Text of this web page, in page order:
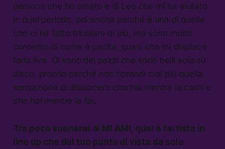
persona che ho amato e di Leo che mi ha aiutato
in quel periodo, poi anche perché è una di quelle
che ci ha fatto tribolare di più, ma sono molto
contento di come è uscita, quasi che mi dispiace
farla live. Ci sono dei pezzi che sono belli solo su
disco, proprio perché non riprendi mai più quella
sensazione di dispiacere che hai mentre la canti e
che hai mentre la fai.
Tra poco suonerai al MI AMI, qual è l’artista in
line up che dal tuo punto di vista da solo